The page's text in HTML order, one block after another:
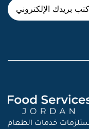
خدمات الطعام